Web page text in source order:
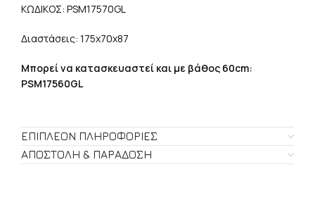
ΚΩΔΙΚΟΣ: PSM17570GL
Διαστάσεις: 175χ70χ87
Μπορεί να κατασκευαστεί και με βάθος 60cm:
PSM17560GL
ΕΠΙΠΛΈΟΝ ΠΛΗΡΟΦΟΡΊΕΣ
ΑΠΟΣΤΟΛΉ & ΠΑΡΆΔΟΣΗ